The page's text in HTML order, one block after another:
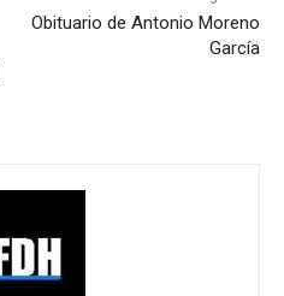
Obituario de Antonio Moreno
García